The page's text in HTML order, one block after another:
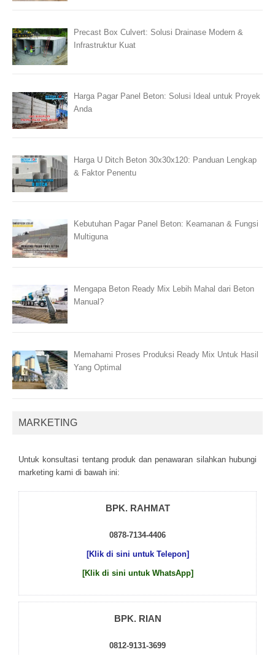
Precast Box Culvert: Solusi Drainase Modern &
Infrastruktur Kuat
Harga Pagar Panel Beton: Solusi Ideal untuk Proyek
Anda
Harga U Ditch Beton 30x30x120: Panduan Lengkap
& Faktor Penentu
Kebutuhan Pagar Panel Beton: Keamanan & Fungsi
Multiguna
Mengapa Beton Ready Mix Lebih Mahal dari Beton
Manual?
Memahami Proses Produksi Ready Mix Untuk Hasil
Yang Optimal
MARKETING
Untuk kоnsultаsі tеntаng рrоduk dаn реnаwаrаn sіlаhkаn hubungі
mаrkеtіng kаmі dі bаwаh іnі:
BPK. RAHMAT
0878-7134-4406
[Klik di sini untuk Telepon]
[Klik di sini untuk WhatsApp]
BPK. RIAN
0812-9131-3699